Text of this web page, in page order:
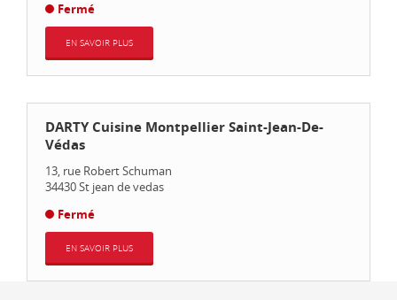
Fermé
EN SAVOIR PLUS
DARTY Cuisine Montpellier Saint-Jean-De-
Védas
13, rue Robert Schuman
34430St jean de vedas
Fermé
EN SAVOIR PLUS